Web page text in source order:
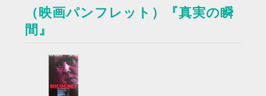
（映画パンフレット）『真実の瞬
間』